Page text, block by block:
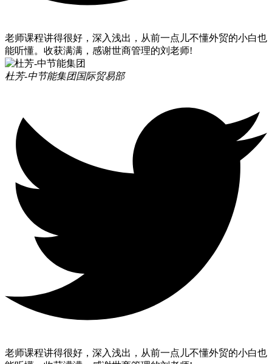
老师课程讲得很好，深入浅出，从前一点儿不懂外贸的小白也
能听懂。收获满满，感谢世商管理的刘老师!
杜芳-中节能集团国际贸易部
老师课程讲得很好，深入浅出，从前一点儿不懂外贸的小白也